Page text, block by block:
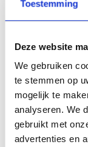
Toestemming
Deze website
We gebruiken
te stemmen op
mogelijk te
analyseren. We
gebruikt met
advertenties en
inspirerende
een artist-in-
Daarnaast
en luxe
Daniel Berlin